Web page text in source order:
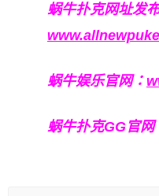
蜗牛扑克网址发
蜗牛娱乐官网：
蜗牛扑克GG官网